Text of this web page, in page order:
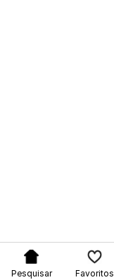
Pesquisar Favoritos